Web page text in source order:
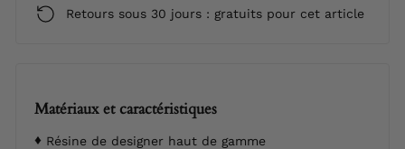
Retours sous 30 jours : gratuits pour cet article
Matériaux et caractéristiques
Résine de designer haut de gamme